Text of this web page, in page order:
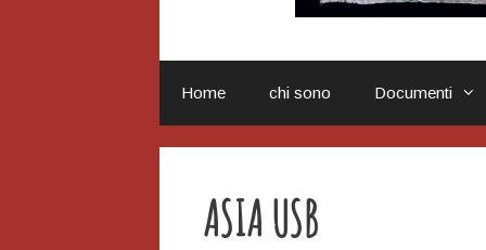
Home chi sono Documenti
ASIA USB